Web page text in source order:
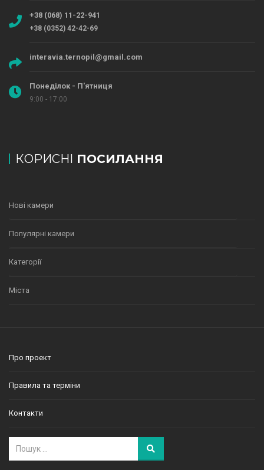
+38 (068) 11-22-941
+38 (0352) 42-42-69
interavia.ternopil@gmail.com
Понеділок - П'ятниця
9:00 - 17:00
КОРИСНІ ПОСИЛАННЯ
Нові камери
Популярні камери
Категорії
Міста
Про проект
Правила та терміни
Контакти